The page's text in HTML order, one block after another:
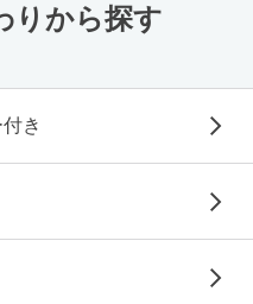
りから探す
き